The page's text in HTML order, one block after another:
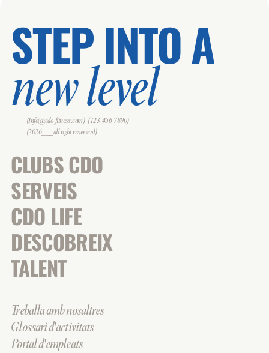
STEP INTO A
new level
(Info@cdo-fitness.com) (123-456-7890)
(2026___all right reserverd)
CLUBS CDO
SERVEIS
CDO LIFE
DESCOBREIX
TALENT
Treballa amb nosaltres
Glossari d'activitats
Portal d'empleats